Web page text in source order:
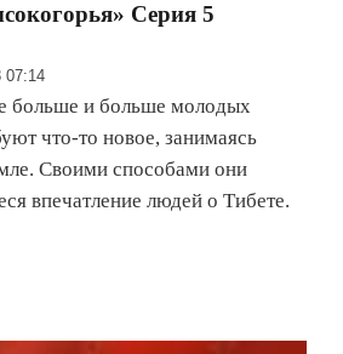
Серия 5
07:14
больше и больше молодых
что-то новое, занимаясь
Своими способами они
впечатление людей о Тибете.